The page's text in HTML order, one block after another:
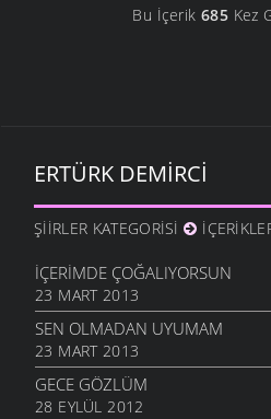
Bu İçerik 685Kez
ERTÜRK DEMIRCI
ŞIIRLER KATEGORISI
İÇERIMDE ÇOĞALIYORSUN
23 MART 2013
SEN OLMADAN UYUMAM
23 MART 2013
GECE GÖZLÜM
28 EYLÜL 2012